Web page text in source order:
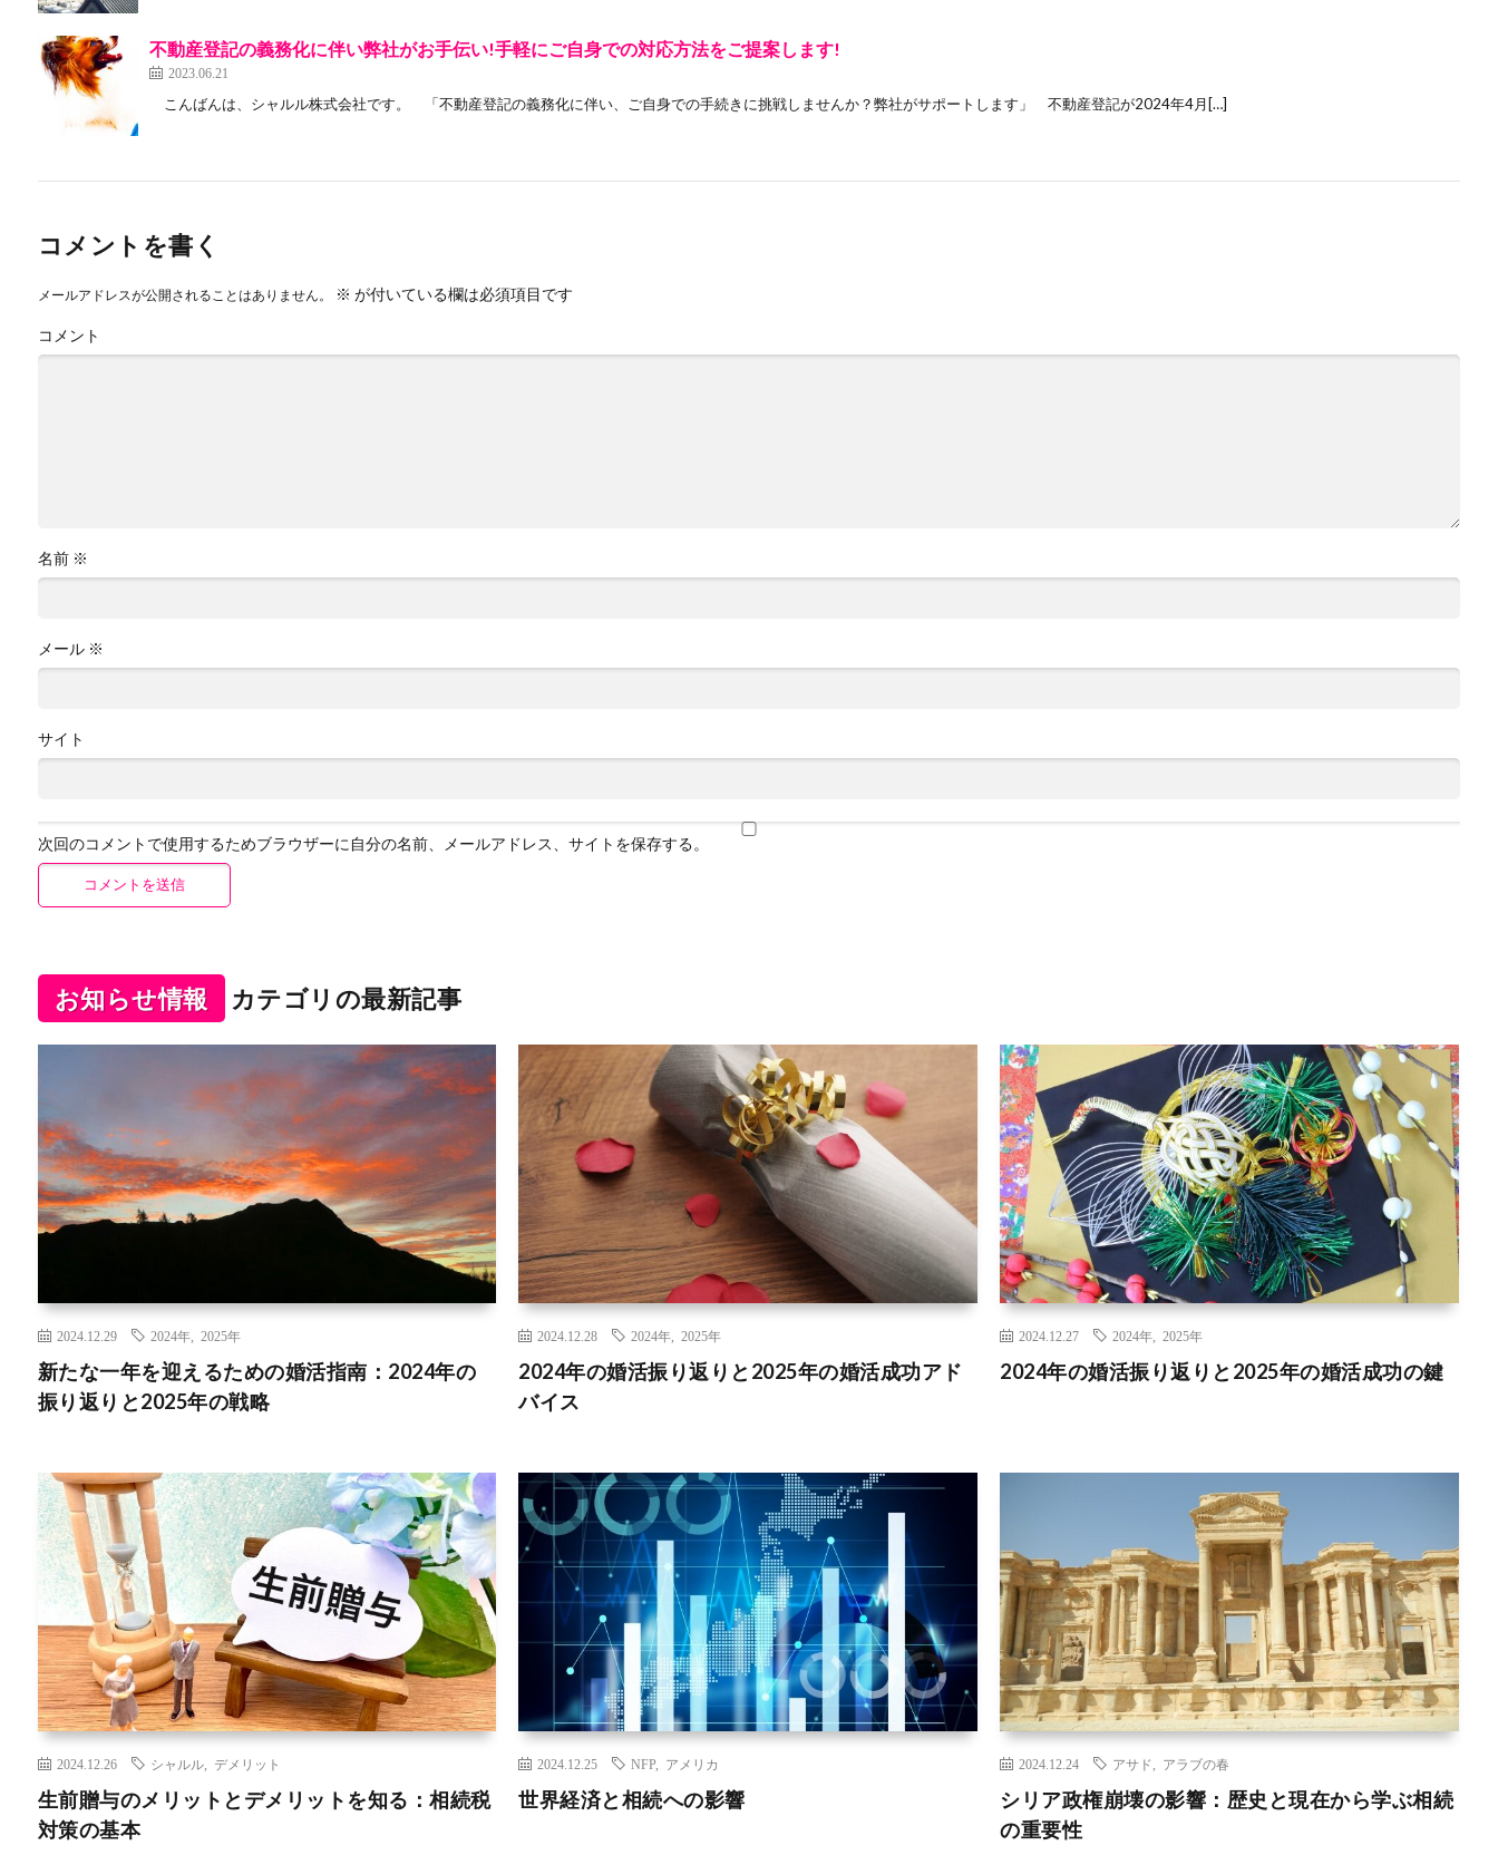
不動産登記の義務化に伴い弊社がお手伝い!手軽にご自身での対応方法をご提案します!
2023.06.21
こんばんは、シャルル株式会社です。 「不動産登記の義務化に伴い、ご自身での手続きに挑戦しませんか？弊社がサポートします」 不動産登記が2024年4月[…]
コメントを書く
メールアドレスが公開されることはありません。 ※ が付いている欄は必須項目です
コメント
名前 ※
メール ※
サイト
次回のコメントで使用するためブラウザーに自分の名前、メールアドレス、サイトを保存する。
お知らせ情報 カテゴリの最新記事
2024.12.29 2024年, 2025年
新たな一年を迎えるための婚活指南：2024年の
振り返りと2025年の戦略
2024.12.28 2024年 ,2025年
2024年の婚活振り返りと2025年の婚活成功アド
バイス
2024.12.27 2024年 ,2025年
2024年の婚活振り返りと2025年の婚活成功の鍵
2024.12.26 シャルル, デメリット
生前贈与のメリットとデメリットを知る：相続税
対策の基本
2024.12.25 NFP アメリカ
世界経済と相続への影響
2024.12.24 アサド アラブの春
シリア政権崩壊の影響：歴史と現在から学ぶ相続
の重要性